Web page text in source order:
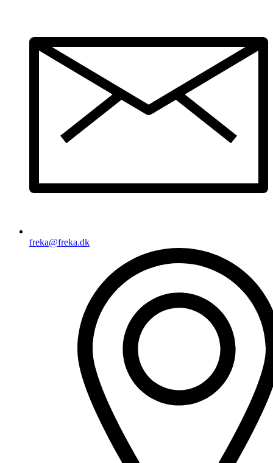
freka@freka.dk